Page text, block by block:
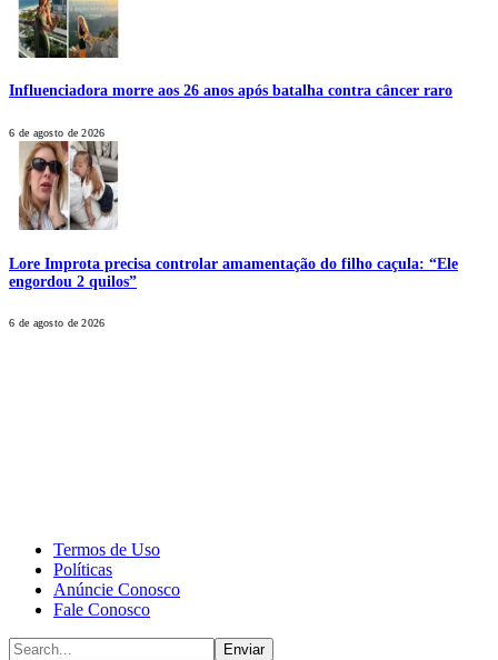
Influenciadora morre aos 26 anos após batalha contra câncer raro
6 de agosto de 2026
Lore Improta precisa controlar amamentação do filho caçula: “Ele
engordou 2 quilos”
6 de agosto de 2026
Termos de Uso
Políticas
Anúncie Conosco
Fale Conosco
Enviar